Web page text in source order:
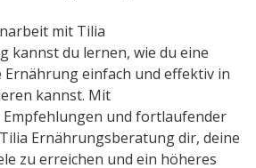
mit Tilia
kannst du lernen, wie du eine
Ernährung einfach und effektiv in
kannst. Mit
und fortlaufender
Ernährungsberatung dir, deine
zu erreichen und ein höheres